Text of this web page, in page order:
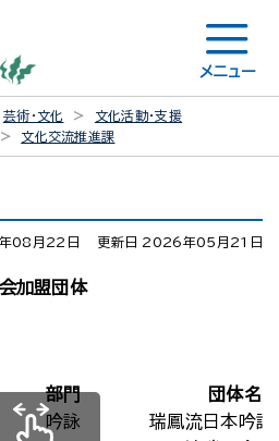
メニュー
芸術・文化
文化活動・支援
文化交流推進課
08月22日 更新日 2026年05月21日
加盟団体
部門
団体名
吟詠
瑞鳳流日本吟詠